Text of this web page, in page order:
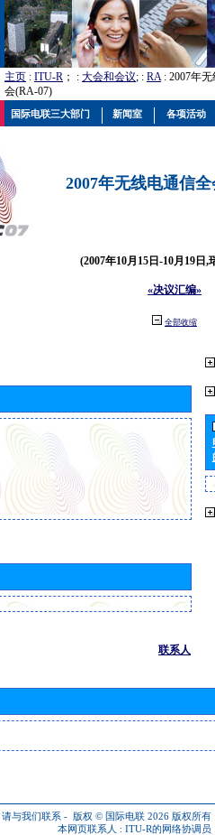
主页 : ITU-R ； : 大会和会议; : RA: 2007年
会(RA-07)
2007年无线电通信
(2007年10月15日-10月19日,
«决议汇编»
全部收缩
联系人
请与我们联系 - 版权 © 国际电联 2026 版权所有
本网页联系人 : ITU-R的网络协调员
国际电联三大部门 新闻室 各项活动